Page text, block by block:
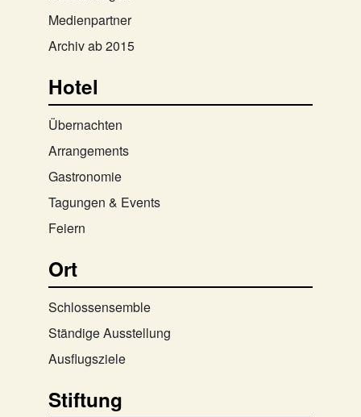
Medienpartner
Archiv ab 2015
Hotel
Übernachten
Arrangements
Gastronomie
Tagungen & Events
Feiern
Ort
Schlossensemble
Ständige Ausstellung
Ausflugsziele
Stiftung